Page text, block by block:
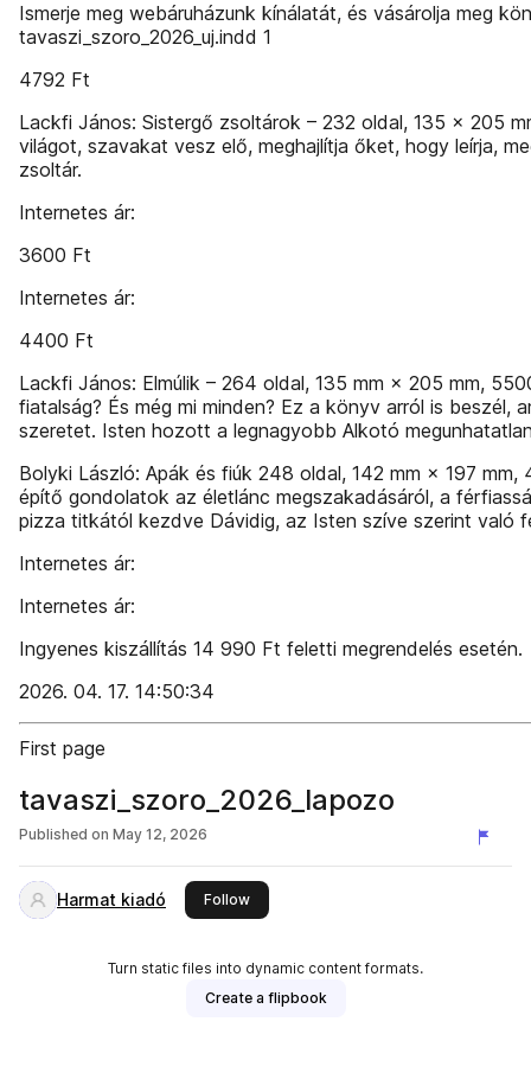
Ismerje meg webáruházunk kínálatát, és vásárolja meg
tavaszi_szoro_2026_uj.indd 1
4792 Ft
Lackfi János: Sistergő zsoltárok – 232 oldal, 135 × 205
világot, szavakat vesz elő, meghajlítja őket, hogy leírja,
zsoltár.
Internetes ár:
3600 Ft
Internetes ár:
4400 Ft
Lackfi János: Elmúlik – 264 oldal, 135 mm × 205 mm,
fiatalság? És még mi minden? Ez a könyv arról is beszél,
szeretet. Isten hozott a legnagyobb Alkotó
Bolyki László: Apák és fiúk 248 oldal, 142 mm × 197
építő gondolatok az életlánc megszakadásáról, a
pizza titkától kezdve Dávidig, az Isten szíve szerint való
Internetes ár:
Internetes ár:
Ingyenes kiszállítás 14 990 Ft feletti megrendelés esetén.
2026. 04. 17. 14:50:34
First page
tavaszi_szoro_2026_lapozo
Published on May 12, 2026
Harmat kiadó Followthis publisher
Turn static files into dynamic content formats.
Create a flipbook